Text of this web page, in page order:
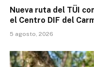
Nueva ruta del TÜI
el Centro DIF del
5 agosto, 2026